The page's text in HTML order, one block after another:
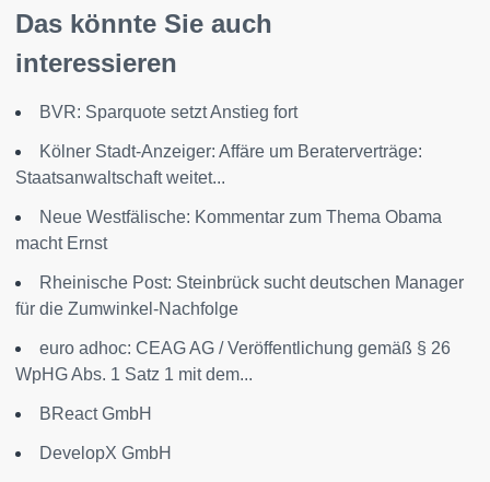
Das könnte Sie auch
interessieren
BVR: Sparquote setzt Anstieg fort
Kölner Stadt-Anzeiger: Affäre um Beraterverträge:
Staatsanwaltschaft weitet...
Neue Westfälische: Kommentar zum Thema Obama
macht Ernst
Rheinische Post: Steinbrück sucht deutschen Manager
für die Zumwinkel-Nachfolge
euro adhoc: CEAG AG / Veröffentlichung gemäß § 26
WpHG Abs. 1 Satz 1 mit dem...
BReact GmbH
DevelopX GmbH